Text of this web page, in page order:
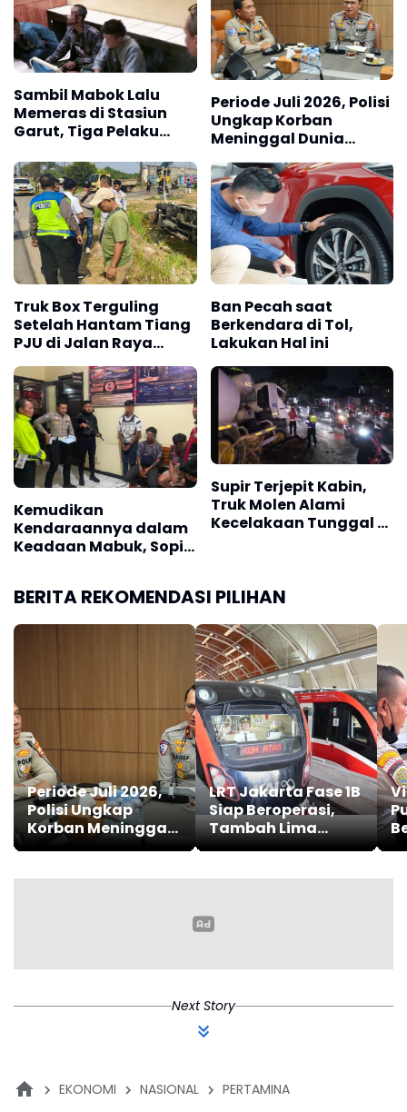
Sambil Mabok Lalu
Memeras di Stasiun
Garut, Tiga Pelaku
Periode Juli 2026, Polisi
Ungkap Korban
Meninggal Dunia
Akibat Lakalantas
Semester 1 Turun 22,92
Persen
Truk Box Terguling
Setelah Hantam Tiang
PJU di Jalan Raya
Interchange Karawang
Barat
Ban Pecah saat
Berkendara di Tol,
Lakukan Hal ini
Kemudikan
Kendaraannya dalam
Keadaan Mabuk, Sopir
Supir Terjepit Kabin,
Truk Molen Alami
Kecelakaan Tunggal di
BERITA REKOMENDASI PILIHAN
Periode Juli 2026,
Polisi Ungkap
Korban Meninggal
Dunia Akibat
Semester 1 Turun
LRT Jakarta Fase 1B
Siap Beroperasi,
Tambah Lima
Stasiun Baru,
Lengkapnya
Next Story
EKONOMI NASIONAL PERTAMINA